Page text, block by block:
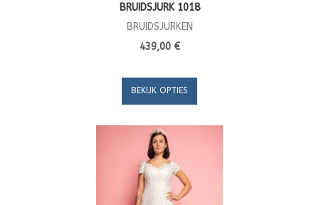
BRUIDSJURK 1018
BRUIDSJURKEN
439,00 €
BEKIJK OPTIES